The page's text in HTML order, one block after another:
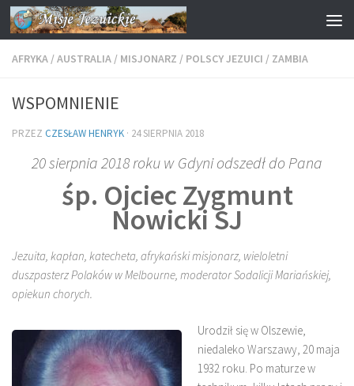
Przejdź do treści
AFRYKA /AUSTRALIA / MISJONARZ / POLSCY JEZUICI / ZAMBIA
WSPOMNIENIE
PRZEZ CZESŁAW HENRYK · 24 SIERPNIA 2018
20 sierpnia 2018 roku w Gdyni odszedł do Pana
śp. Ojciec Zygmunt
Nowicki SJ
Jezuita, kapłan, katecheta, afrykański misjonarz, wieloletni
duszpasterz Polaków w Melbourne, moderator Sodalicji Mariańskiej,
opiekun chorych.
Urodził się w Olszewie,
niedaleko Warszawy, 20 maja
1932 roku. Po maturze w